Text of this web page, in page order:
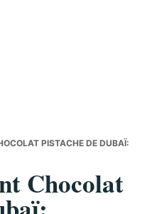
PISTACHE DE DUBAÏ:
Chocolat